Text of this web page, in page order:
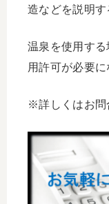
造などを説明す
温泉を使用す
用許可が必要に
※詳しくはお問